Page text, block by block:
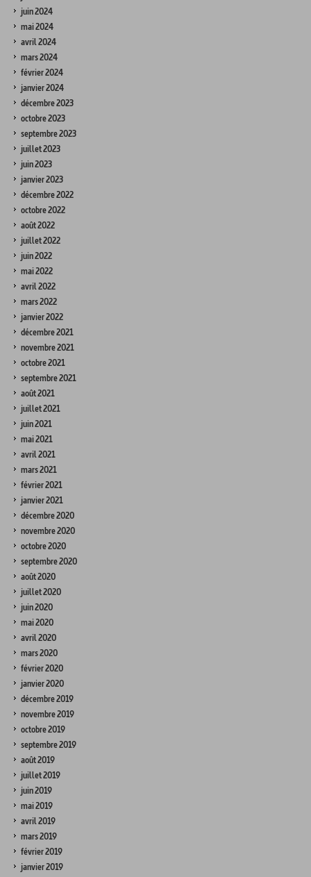
juin 2024
mai 2024
avril 2024
mars 2024
février 2024
janvier 2024
décembre 2023
octobre 2023
septembre 2023
juillet 2023
juin 2023
janvier 2023
décembre 2022
octobre 2022
août 2022
juillet 2022
juin 2022
mai 2022
avril 2022
mars 2022
janvier 2022
décembre 2021
novembre 2021
octobre 2021
septembre 2021
août 2021
juillet 2021
juin 2021
mai 2021
avril 2021
mars 2021
février 2021
janvier 2021
décembre 2020
novembre 2020
octobre 2020
septembre 2020
août 2020
juillet 2020
juin 2020
mai 2020
avril 2020
mars 2020
février 2020
janvier 2020
décembre 2019
novembre 2019
octobre 2019
septembre 2019
août 2019
juillet 2019
juin 2019
mai 2019
avril 2019
mars 2019
février 2019
janvier 2019